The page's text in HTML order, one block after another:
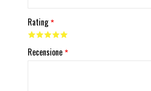
Rating
Recensione